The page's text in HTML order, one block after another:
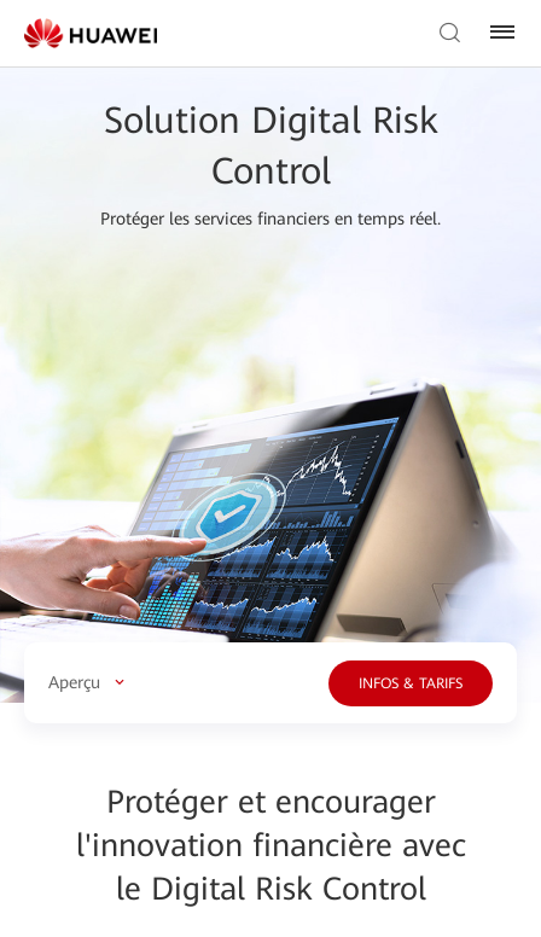
Solution Digital Risk
Control
Protéger les services financiers en temps réel.
Aperçu INFOS & TARIFS
Protéger et encourager
l'innovation financière avec
le Digital Risk Control